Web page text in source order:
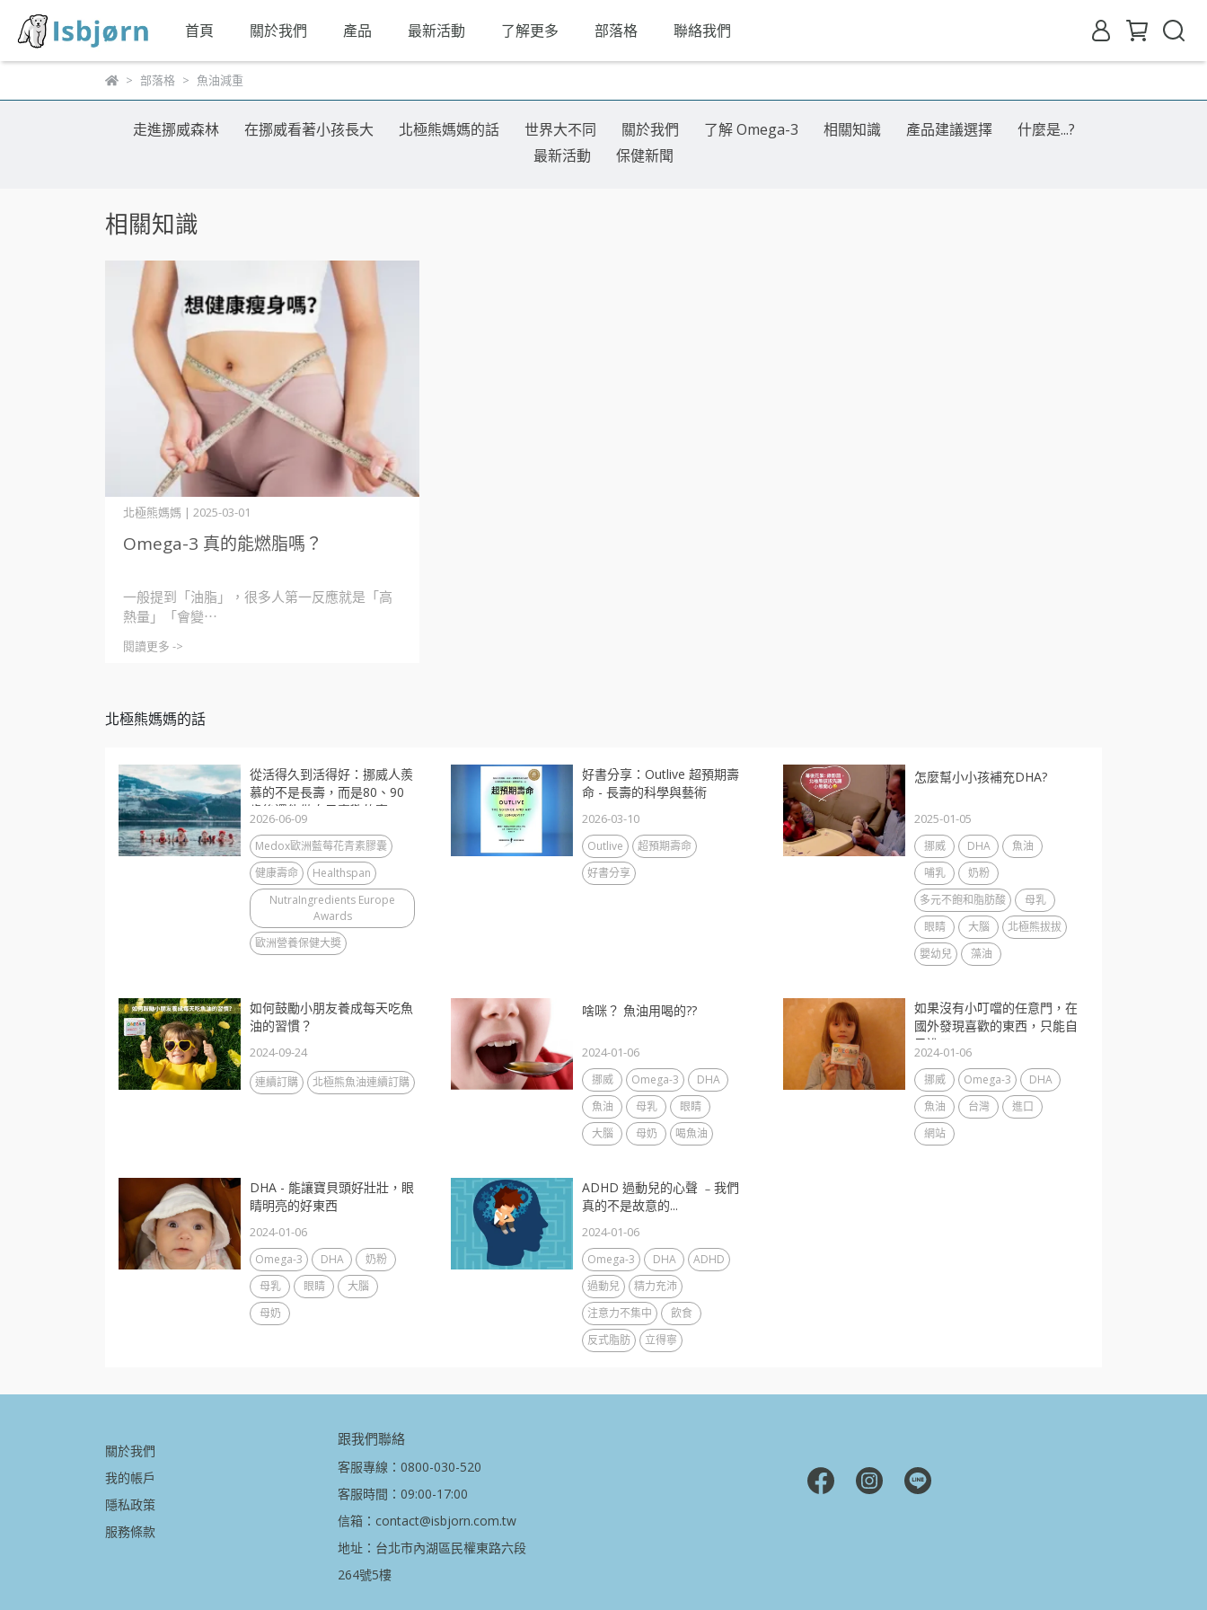
首頁 關於我們 產品 最新活動 了解更多 部落格 聯絡我們
部落格 魚油減重
走進挪威森林 在挪威看著小孩長大 北極熊媽媽的話 世界大不同 關於我們 了解 Omega-3 相關知識 產品建議選擇
什麼是...?
最新活動
保健新聞
相關知識
Omega-3 真的能燃脂嗎？
北極熊媽媽 | 2025-03-01
一般提到「油脂」，很多人第一反應就是「高
熱量」「會變⋯
閱讀更多 ->
北極熊媽媽的話
從活得久到活得好：挪威人羨
慕的不是長壽，而是80、90
歲後還能做自己喜歡的事
2026-06-09
Medox歐洲藍莓花青素膠囊
健康壽命
Healthspan
NutraIngredients Europe
Awards
歐洲營養保健大奬
好書分享：Outlive 超預期壽
命 - 長壽的科學與藝術
2026-03-10
Outlive
超預期壽命
好書分享
怎麼幫小小孩補充DHA?
2025-01-05
挪威 DHA
魚油
哺乳
奶粉
多元不飽和脂肪酸
母乳
眼睛
大腦
北極熊拔拔
嬰幼兒
藻油
如何鼓勵小朋友養成每天吃魚
油的習慣？
2024-09-24
連續訂購 北極熊魚油連續訂購
啥咪？ 魚油用喝的??
2024-01-06
挪威 Omega-3
DHA
魚油
母乳
眼睛
大腦
母奶 喝魚油
如果沒有小叮噹的任意門，在
國外發現喜歡的東西，只能自
己進口...
2024-01-06
挪威 Omega-3
DHA
魚油
台灣
進口
網站
DHA - 能讓寶貝頭好壯壯，眼
睛明亮的好東西
2024-01-06
Omega-3 DHA
奶粉
母乳
眼睛
大腦
母奶
ADHD 過動兒的心聲 ﹣我們
真的不是故意的...
2024-01-06
Omega-3 DHA
ADHD
過動兒
精力充沛
注意力不集中
飲食
反式脂肪
立得寧
關於我們
我的帳戶
隱私政策
服務條款
跟我們聯絡
客服專線：0800-030-520
客服時間：09:00-17:00
信箱：contact@isbjorn.com.tw
地址：台北市內湖區民權東路六段
264號5樓